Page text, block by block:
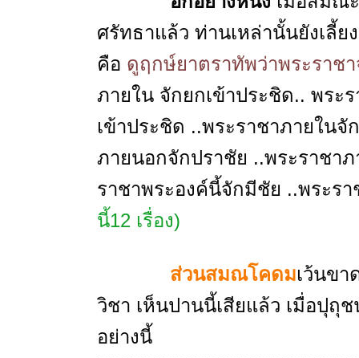
ศรัทธาแล้ว ท่านเหล่านั้นยังเลี้
คือ ดูฤกษ์ยาตราทัพว่าพระราช
ภายใน จักยกเข้าประชิด.. พระ
เข้าประชิด ..พระราชาภายในจั
ภายนอกจักปราชัย ..พระราชา
ราชาพระองค์นี้จักมีชัย ..พระร
นี้12 เรื่อง)
ส่วนสมณโคดมเว้นขา
วิชา เห็นปานนี้เสียแล้ว เมื่อปุถุ
อย่างนี้